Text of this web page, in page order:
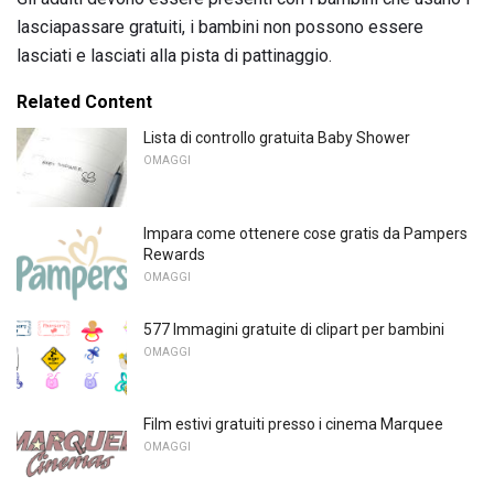
lasciapassare gratuiti, i bambini non possono essere
lasciati e lasciati alla pista di pattinaggio.
Related Content
Lista di controllo gratuita Baby Shower
OMAGGI
Impara come ottenere cose gratis da Pampers
Rewards
OMAGGI
577 Immagini gratuite di clipart per bambini
OMAGGI
Film estivi gratuiti presso i cinema Marquee
OMAGGI